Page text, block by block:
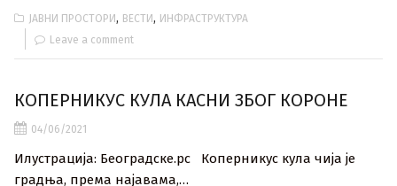
ЈАВНИ ПРОСТОРИ, ВЕСТИ, ИНФРАСТРУКТУРА
Leave a comment
КОПЕРНИКУС КУЛА КАСНИ ЗБОГ КОРОНЕ
04/06/2021
Илустрација: Београдске.рс Коперникус кула чија је
градња, према најавама,…